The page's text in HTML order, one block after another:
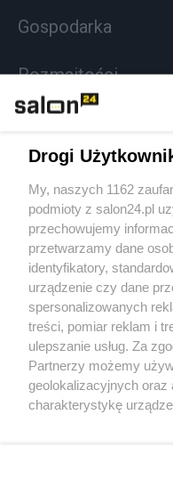
Gospodarka
Rozmaitości
Sport
Społeczeństwo
Kultura
X Facebook
Drogi
My, naszych 1162
podmioty z salon24.pl
przechowujemy
przetwarzamy dane
identyfikatory,
urządzenie czy dane
spersonalizowanych
treści, pomiar reklam i
ulepszanie usług. Za
Partnerzy możemy
geolokalizacyjnych oraz
charakterystykę
zmienić/wycofać